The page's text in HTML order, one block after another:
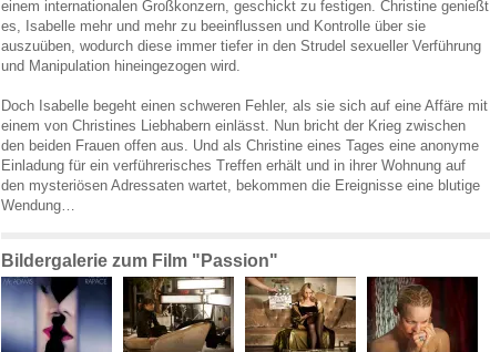
einem internationalen Großkonzern, geschickt zu festigen. Christine genießt
es, Isabelle mehr und mehr zu beeinflussen und Kontrolle über sie
auszuüben, wodurch diese immer tiefer in den Strudel sexueller Verführung
und Manipulation hineingezogen wird.
Doch Isabelle begeht einen schweren Fehler, als sie sich auf eine Affäre mit
einem von Christines Liebhabern einlässt. Nun bricht der Krieg zwischen
den beiden Frauen offen aus. Und als Christine eines Tages eine anonyme
Einladung für ein verführerisches Treffen erhält und in ihrer Wohnung auf
den mysteriösen Adressaten wartet, bekommen die Ereignisse eine blutige
Wendung…
Bildergalerie zum Film "Passion"